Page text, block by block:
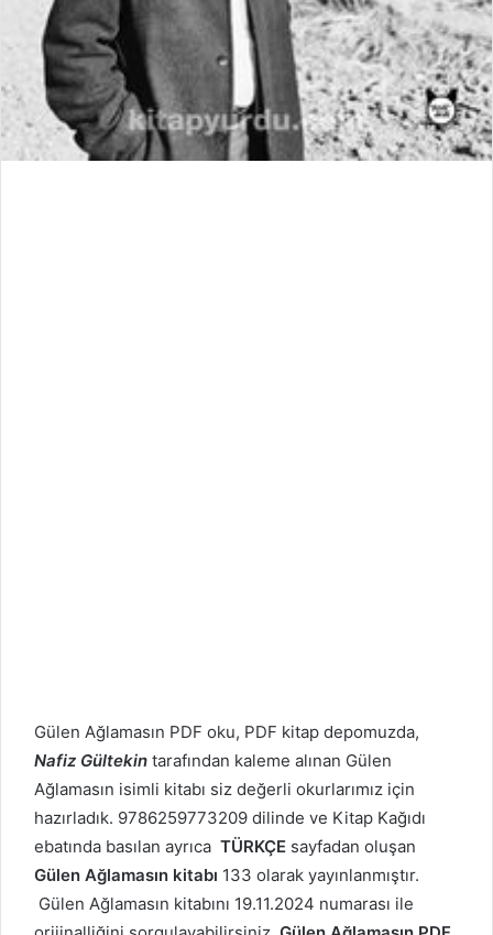
Gülen Ağlamasın PDF oku, PDF kitap depomuzda,
Nafiz Gültekin tarafından kaleme alınan Gülen
Ağlamasın isimli kitabı siz değerli okurlarımız için
hazırladık. 9786259773209 dilinde ve Kitap Kağıdı
ebatında basılan ayrıca TÜRKÇE sayfadan oluşan
Gülen Ağlamasın kitabı 133 olarak yayınlanmıştır.
Gülen Ağlamasın kitabını 19.11.2024 numarası ile